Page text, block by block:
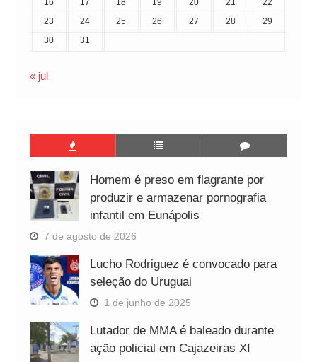
16
17 18 19 20 21
22
23
24 25 26 27 28
29
30
31
« jul
Homem é preso em flagrante por
produzir e armazenar pornografia
infantil em Eunápolis
7 de agosto de 2026
Lucho Rodriguez é convocado para
seleção do Uruguai
1 de junho de 2025
Lutador de MMA é baleado durante
ação policial em Cajazeiras XI